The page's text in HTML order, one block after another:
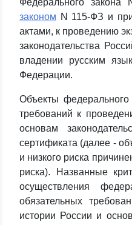
Федерального закона
законом N 115-ФЗ и
актами, к проведению
законодательства
владении русским
Федерации.
Объекты федерального
требований к
основам
сертификата (далее -
и низкого риска
риска). Названные
осуществления
обязательных
истории России и